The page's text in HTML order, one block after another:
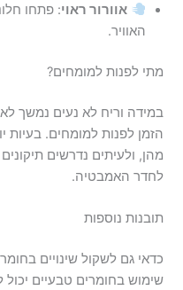
אוורור ראוי: פתחו
האוויר.
מתי לפנות למומחים?
במידה וריח לא נעים נמשך
הזמן לפנות למומחים.
מהן, ולעיתים נדרשים
לחדר האמבטיה.
תובנות נוספות
כדאי גם לשקול שינויים
שימוש בחומרים טבעיים